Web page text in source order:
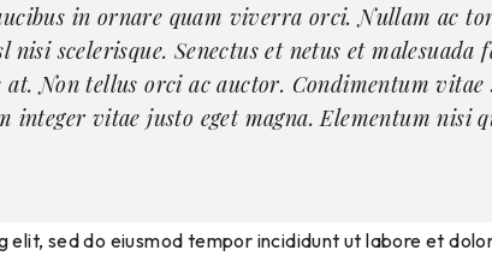
in ornare quam viverra orci. Nullam ac
scelerisque. Senectus et netus et malesuada
Non tellus orci ac auctor. Condimentum
vitae justo eget magna. Elementum nisi
sed do eiusmod tempor incididunt ut labore et